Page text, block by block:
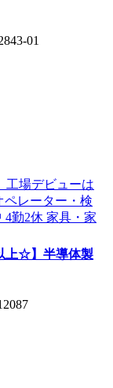
01
上☆】半導体製